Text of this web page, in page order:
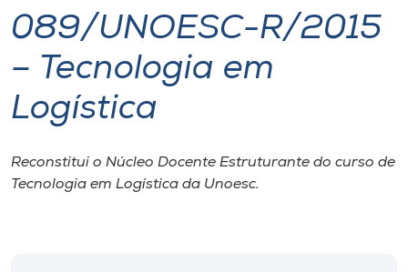
I.nova
Diplomados
089/UNOESC-R/2015
– Tecnologia em
Logística
Reconstitui o Núcleo Docente Estruturante do curso de
Tecnologia em Logística da Unoesc.